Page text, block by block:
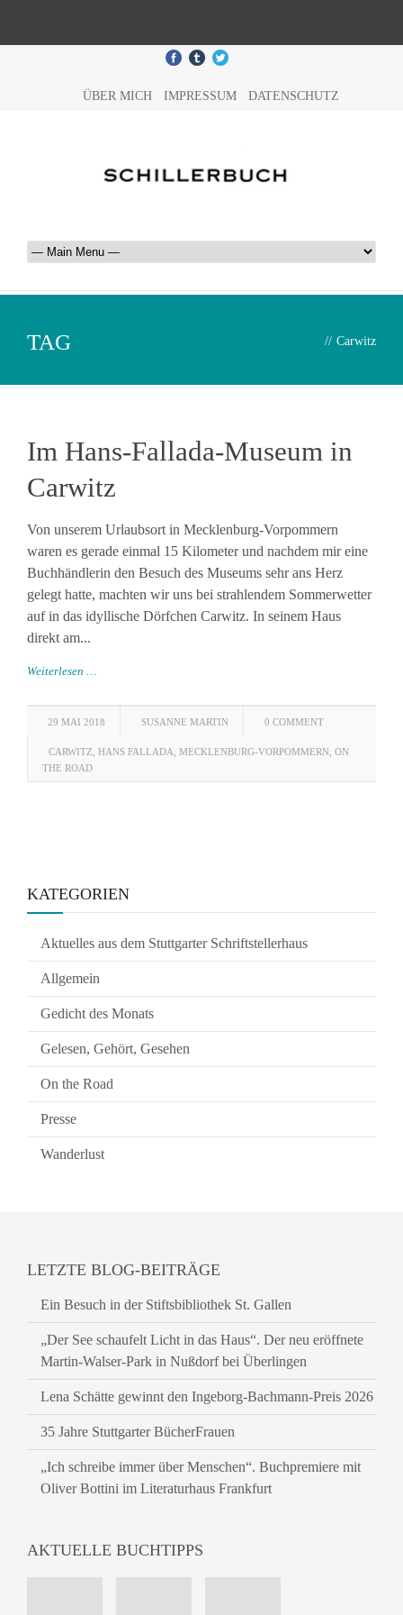
ÜBER MICH IMPRESSUM DATENSCHUTZ
TAG // Carwitz
Im Hans-Fallada-Museum in
Carwitz
Von unserem Urlaubsort in Mecklenburg-Vorpommern
waren es gerade einmal 15 Kilometer und nachdem mir eine
Buchhändlerin den Besuch des Museums sehr ans Herz
gelegt hatte, machten wir uns bei strahlendem Sommerwetter
auf in das idyllische Dörfchen Carwitz. In seinem Haus
direkt am...
Weiterlesen …
29 MAI 2018 SUSANNE MARTIN 0 COMMENT
CARWITZ HANS FALLADA MECKLENBURG-VORPOMMERN ON
THE ROAD
KATEGORIEN
Aktuelles aus dem Stuttgarter Schriftstellerhaus
Allgemein
Gedicht des Monats
Gelesen, Gehört, Gesehen
On the Road
Presse
Wanderlust
LETZTE BLOG-BEITRÄGE
Ein Besuch in der Stiftsbibliothek St. Gallen
„Der See schaufelt Licht in das Haus“. Der neu eröffnete
Martin-Walser-Park in Nußdorf bei Überlingen
Lena Schätte gewinnt den Ingeborg-Bachmann-Preis 2026
35 Jahre Stuttgarter BücherFrauen
„Ich schreibe immer über Menschen“. Buchpremiere mit
Oliver Bottini im Literaturhaus Frankfurt
AKTUELLE BUCHTIPPS